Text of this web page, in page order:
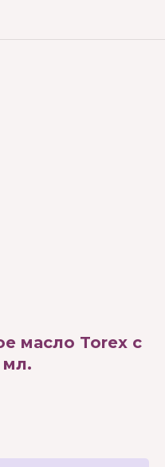
масло Torex с
мл.